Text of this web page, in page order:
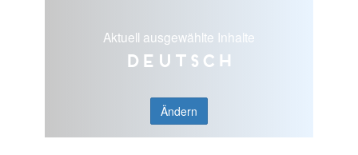
Aktuell ausgewählte Inhalte
Deutsch
Ändern